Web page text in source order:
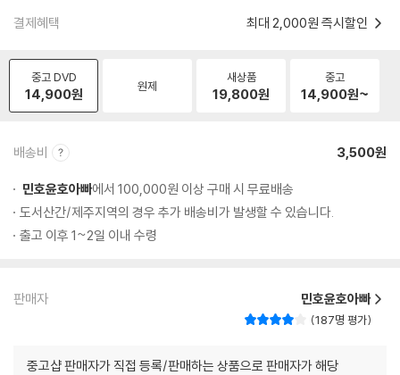
결제혜택 최대 2,000원 즉시할인
중고 DVD
14,900원 원제
새상품
19,800원
중고
14,900원~
배송비 3,500원
민호윤호아빠에서 100,000원 이상 구매 시 무료배송
도서산간/제주지역의 경우 추가 배송비가 발생할 수 있습니다.
출고 이후 1~2일 이내 수령
판매자 민호윤호아빠
187명 평가
중고샵 판매자가 직접 등록/판매하는 상품으로 판매자가 해당